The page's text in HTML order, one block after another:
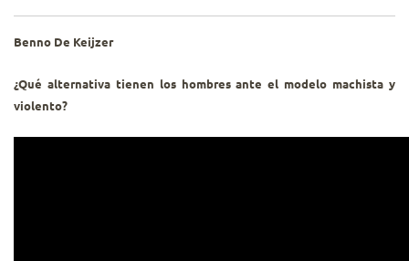
Benno De Keijzer
¿Qué alternativa tienen los hombres ante el modelo machista y
violento?